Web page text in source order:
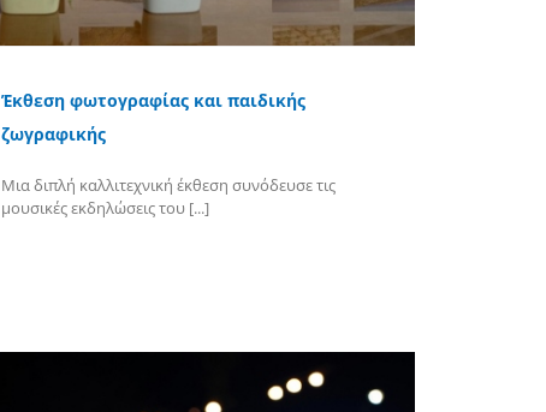
Έκθεση φωτογραφίας και παιδικής
ζωγραφικής
Μια διπλή καλλιτεχνική έκθεση συνόδευσε τις
μουσικές εκδηλώσεις του [...]